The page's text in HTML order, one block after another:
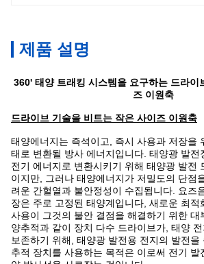
제품 설명
360' 태양 트래킹 시스템을 요구하는 드라이
즈 이원축
드라이브 기술을 비트는 작은 사이즈 이원축
태양에너지는 즉석이고, 즉시 사용과 저장을
태로 변환될 방사 에너지입니다. 태양광 발전
전기 에너지로 변환시키기 위해 태양광 발전
이지만, 그러나 태양에너지가 저밀도의 단점
려운 간헐열과 불안정성이 수집됩니다. 요즈
장은 주로 고정된 태양계입니다, 새로운 최적
사용이 그것의 불안 결점을 해결하기 위한 대
양추적과 같이 장치 다수 드라이브가, 태양
보존하기 위해, 태양광 발전용 전지의 발전
추적 장치를 사용하는 목적은 이로써 전기 발